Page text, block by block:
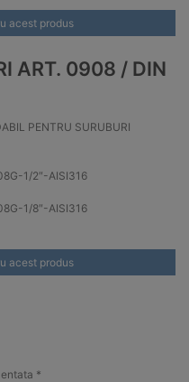
acest produs
ART. 0908 / DIN
PENTRU SURUBURI
1/2″-AISI316
1/8″-AISI316
acest produs
*